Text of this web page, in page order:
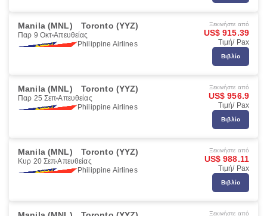
Manila (MNL) Toronto (YYZ)
Παρ 9 Οκτ Απευθείας
Philippine Airlines
Ξεκινήστε από
US$ 915.39
Τιμή/ Pax
Βιβλίο
Manila (MNL) Toronto (YYZ)
Παρ 25 Σεπ Απευθείας
Philippine Airlines
Ξεκινήστε από
US$ 956.9
Τιμή/ Pax
Βιβλίο
Manila (MNL) Toronto (YYZ)
Κυρ 20 Σεπ Απευθείας
Philippine Airlines
Ξεκινήστε από
US$ 988.11
Τιμή/ Pax
Βιβλίο
Ξεκινήστε από